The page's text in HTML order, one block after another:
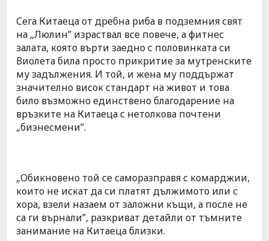
Сега Китаеца от дребна риба в подземния свят
на „Люлин” израствал все повече, а фитнес
залата, която върти заедно с половинката си
Виолета била просто прикритие за мутренските
му задължения. И той, и жена му поддържат
значително висок стандарт на живот и това
било възможно единствено благодарение на
връзките на Китаеца с нетолкова почтени
„бизнесмени”.
„Обикновено той се саморазправя с комарджии,
които не искат да си платят дължимото или с
хора, взели назаем от заложни къщи, а после не
са ги върнали”, разкриват детайли от тъмните
занимание на Китаеца близки.